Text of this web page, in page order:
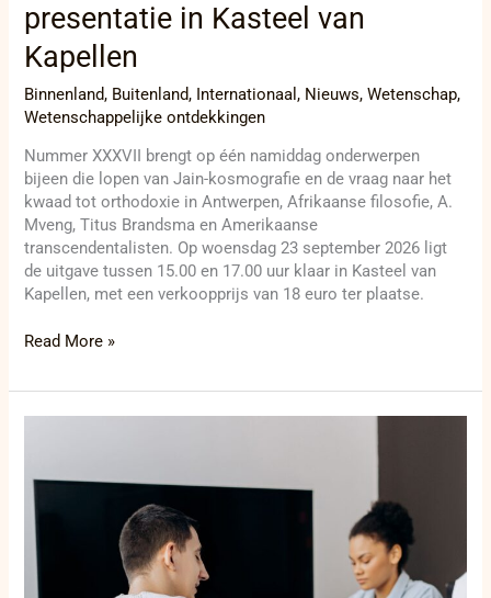
presentatie in Kasteel van
Kapellen
Binnenland, Buitenland, Internationaal, Nieuws,Wetenschap,
Wetenschappelijke ontdekkingen
Nummer XXXVII brengt op één namiddag onderwerpen
bijeen die lopen van Jain-kosmografie en de vraag naar het
kwaad tot orthodoxie in Antwerpen, Afrikaanse filosofie, A.
Mveng, Titus Brandsma en Amerikaanse
transcendentalisten. Op woensdag 23 september 2026 ligt
de uitgave tussen 15.00 en 17.00 uur klaar in Kasteel van
Kapellen, met een verkoopprijs van 18 euro ter plaatse.
Read More »
telt
118
maatregelen,
maar
inkomensregels